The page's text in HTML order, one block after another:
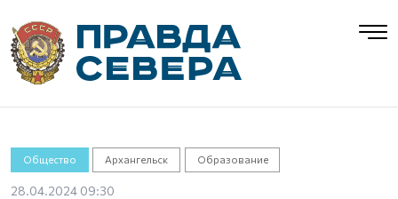
Общество Архангельск Образование
28.04.2024 09:30